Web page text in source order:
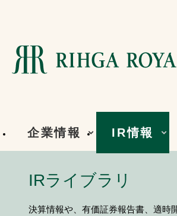
企業情報 IR情報
IRライブラリ
決算情報や、有価証券報告書、適時